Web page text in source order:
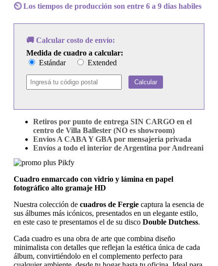
Dutchess
⏲️ Los tiempos de producción son entre 6 a 9 dias habiles
🚚 Calcular costo de envío:
Medida de cuadro a calcular:
Estándar
Extended
Calcular
Retiros por punto de entrega SIN CARGO en el
centro de Villa Ballester (NO es showroom)
Envios A CABA Y GBA por mensajeria privada
Envíos a todo el interior de Argentina por Andreani
Cuadro enmarcado con vidrio y lámina en papel
fotográfico alto gramaje HD
Nuestra colección de cuadros de Fergie captura la esencia de
sus álbumes más icónicos, presentados en un elegante estilo,
en este caso te presentamos el de su disco Double Dutchess.
Cada cuadro es una obra de arte que combina diseño
minimalista con detalles que reflejan la estética única de cada
álbum, convirtiéndolo en el complemento perfecto para